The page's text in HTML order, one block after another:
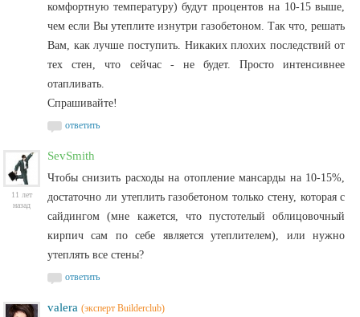
комфортную температуру) будут процентов на 10-15 выше,
чем если Вы утеплите изнутри газобетоном. Так что, решать
Вам, как лучше поступить. Никаких плохих последствий от
тех стен, что сейчас - не будет. Просто интенсивнее
отапливать.
Спрашивайте!
ответить
11 лет
назад
SevSmith
Чтобы снизить расходы на отопление мансарды на 10-15%,
достаточно ли утеплить газобетоном только стену, которая с
сайдингом (мне кажется, что пустотелый облицовочный
кирпич сам по себе является утеплителем), или нужно
утеплять все стены?
ответить
valera (эксперт Builderclub)